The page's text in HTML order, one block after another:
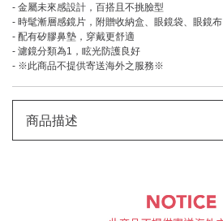
- 金屬未來感設計，百搭且不挑臉型
- 時髦漸層感鏡片，附贈收納盒、眼鏡袋、眼鏡布
- 配有矽膠鼻墊，穿戴更舒適
- 濾鏡分類為1，眩光防護良好
- ※此商品不提供寄送海外之服務※
商品描述